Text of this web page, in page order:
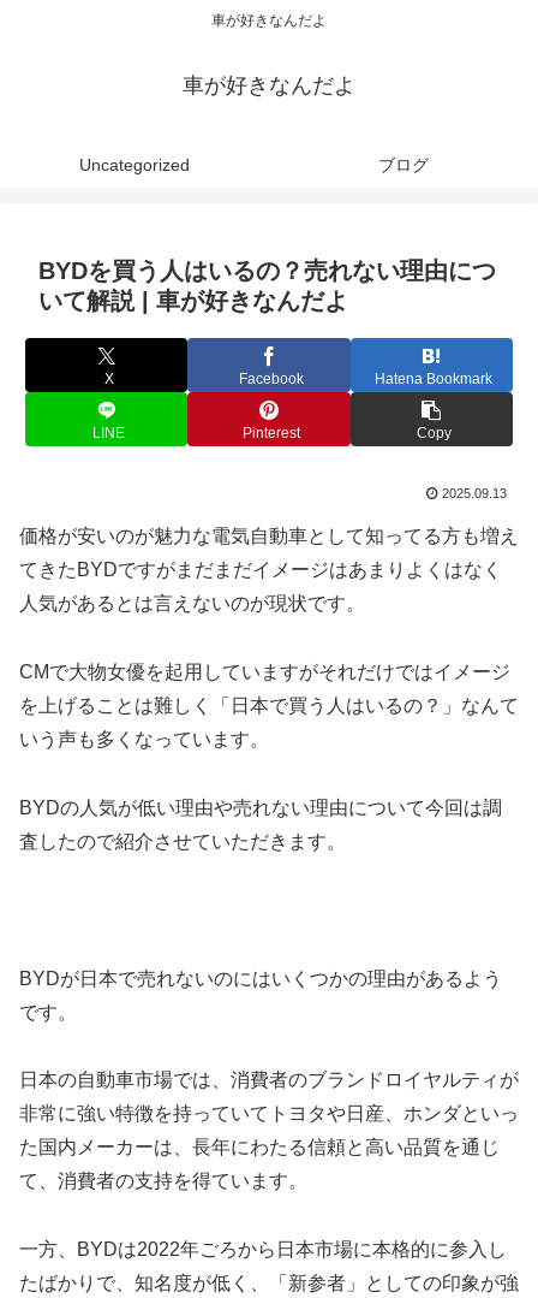
車が好きなんだよ
車が好きなんだよ
Uncategorized ブログ
BYDを買う人はいるの？売れない理由につ
いて解説 | 車が好きなんだよ
X Facebook Hatena Bookmark
LINE Pinterest Copy
2025.09.13
価格が安いのが魅力な電気自動車として知ってる方も増え
てきたBYDですがまだまだイメージはあまりよくはなく
人気があるとは言えないのが現状です。
CMで大物女優を起用していますがそれだけではイメージ
を上げることは難しく「日本で買う人はいるの？」なんて
いう声も多くなっています。
BYDの人気が低い理由や売れない理由について今回は調
査したので紹介させていただきます。
BYDが日本で売れないのにはいくつかの理由があるよう
です。
日本の自動車市場では、消費者のブランドロイヤルティが
非常に強い特徴を持っていてトヨタや日産、ホンダといっ
た国内メーカーは、長年にわたる信頼と高い品質を通じ
て、消費者の支持を得ています。
一方、BYDは2022年ごろから日本市場に本格的に参入し
たばかりで、知名度が低く、「新参者」としての印象が強